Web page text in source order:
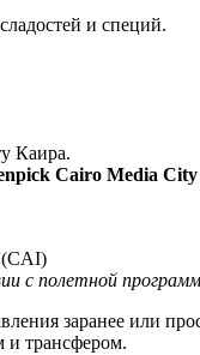
и специй.
Каира.
Cairo Media
(CAI)
с полетной
заранее или
и трансфером.